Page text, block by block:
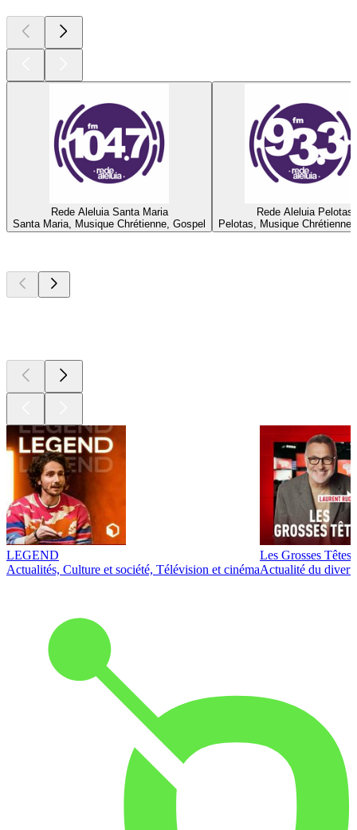
Rede Aleluia Santa Maria
Santa Maria, Musique Chrétienne, Gospel
Rede Aleluia Pelotas
Pelotas, Musique
LEGEND
Actualités, Culture et société, Télévision et cinéma
Les Grosses Têtes
Actualité du